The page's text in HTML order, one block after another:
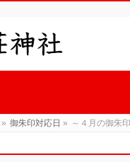
» 御朱印対応日 » ～４月の御朱